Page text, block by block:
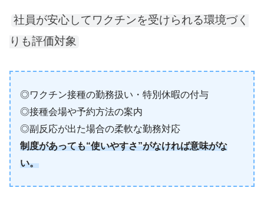
社員が安心してワクチンを受けられる環境づく
りも評価対象
◎ワクチン接種の勤務扱い・特別休暇の付与
◎接種会場や予約方法の案内
◎副反応が出た場合の柔軟な勤務対応
制度があっても“使いやすさ”がなければ意味がな
い。